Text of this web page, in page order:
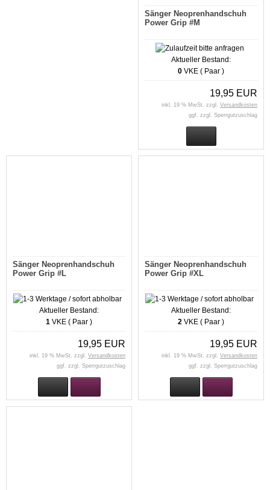
Sänger Neoprenhandschuh
Power Grip #M
Aktueller Bestand:
0 VKE ( Paar )
19,95 EUR
inkl. 19 % MwSt. zzgl. Versandkosten
ggf. zzgl. Sperrgutzuschlag
Sänger Neoprenhandschuh
Power Grip #L
Aktueller Bestand:
1 VKE ( Paar )
19,95 EUR
inkl. 19 % MwSt. zzgl. Versandkosten
ggf. zzgl. Sperrgutzuschlag
Sänger Neoprenhandschuh
Power Grip #XL
Aktueller Bestand:
2 VKE ( Paar )
19,95 EUR
inkl. 19 % MwSt. zzgl. Versandkosten
ggf. zzgl. Sperrgutzuschlag